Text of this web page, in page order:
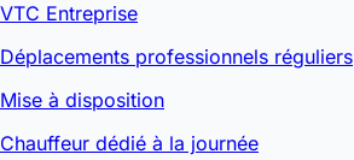
VTC Entreprise
Déplacements professionnels réguliers
Mise à disposition
Chauffeur dédié à la journée